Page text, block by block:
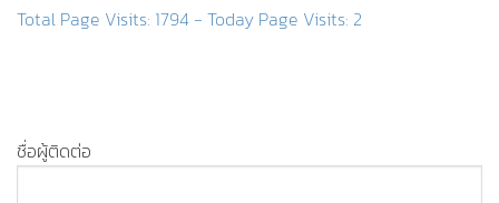
Total Page Visits: 1794 - Today Page Visits: 2
ชื่อผู้ติดต่อ